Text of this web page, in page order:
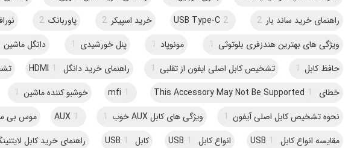
راهنمای خرید ساند بار 2
USB Type-C 2 خرید اسپیکر 2 پاوربانک 2
ویژگی های بهترین هندزفری بلوتوثی 1 مونوپاد 1 پنل خورشیدی 1 دانگل ماشین
حافظ کابل 1 تشخیص کابل اصلی ایفون از تقلبی 1 راهنمای خرید دانگل HDMI 1
خطای This Accessory May Not Be Supported
1
mfi 1 خوشبو کننده ماشین 1
نحوه تشخیص کابل اصلی آیفون 1 ویژگی های کابل AUX خوب 1
AUX 1 موس بی
مقایسه انواع کابل USB
1 انواع کابل USB 1 کابل USB 1 راهنمای خرید کابل